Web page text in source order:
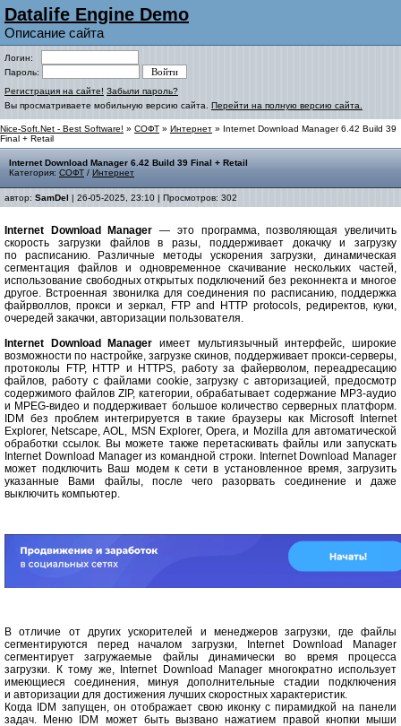
Datalife Engine Demo
Описание сайта
Логин:
Пароль:
Регистрация на сайте! Забыли пароль?
Вы просматриваете мобильную версию сайта. Перейти на полную версию сайта.
Nice-Soft.Net - Best Software! » СОФТ » Интернет » Internet Download Manager 6.42 Build 39
Final + Retail
Internet Download Manager 6.42 Build 39 Final + Retail
Категория: СОФТ / Интернет
автор: SamDel | 26-05-2025, 23:10 | Просмотров: 302
Internet Download Manager — это программа, позволяющая увеличить
скорость загрузки файлов в разы, поддерживает докачку и загрузку
по расписанию. Различные методы ускорения загрузки, динамическая
сегментация файлов и одновременное скачивание нескольких частей,
использование свободных открытых подключений без реконнекта и многое
другое. Встроенная звонилка для соединения по расписанию, поддержка
файрволлов, прокси и зеркал, FTP and HTTP protocols, редиректов, куки,
очередей закачки, авторизации пользователя.
Internet Download Manager имеет мультиязычный интерфейс, широкие
возможности по настройке, загрузке скинов, поддерживает прокси-серверы,
протоколы FTP, HTTP и HTTPS, работу за файерволом, переадресацию
файлов, работу с файлами cookie, загрузку с авторизацией, предосмотр
содержимого файлов ZIP, категории, обрабатывает содержание MP3-аудио
и MPEG-видео и поддерживает большое количество серверных платформ.
IDM без проблем интегрируется в такие браузеры как Microsoft Internet
Explorer, Netscape, AOL, MSN Explorer, Opera, и Mozilla для автоматической
обработки ссылок. Вы можете также перетаскивать файлы или запускать
Internet Download Manager из командной строки. Internet Download Manager
может подключить Ваш модем к сети в установленное время, загрузить
указанные Вами файлы, после чего разорвать соединение и даже
выключить компьютер.
В отличие от других ускорителей и менеджеров загрузки, где файлы
сегментируются перед началом загрузки, Internet Download Manager
сегментирует загружаемые файлы динамически во время процесса
загрузки. К тому же, Internet Download Manager многократно использует
имеющиеся соединения, минуя дополнительные стадии подключения
и авторизации для достижения лучших скоростных характеристик.
Когда IDM запущен, он отображает свою иконку с пирамидкой на панели
задач. Меню IDM может быть вызвано нажатием правой кнопки мыши